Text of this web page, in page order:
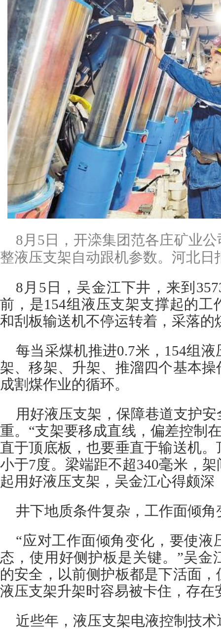
8月5日，开滦集团范各庄矿业
整液压支架自动跟机参数。河北日
8月5日，吴金江下井，来到
前，是154组液压支架支撑起的工
和刮板输送机不停运转着，采落的
每当采煤机推进0.7米，154组
架、移架、升架、推溜四个基本
成割煤作业的循环。
用好液压支架，保障巷道支护
重。“支架要移成直线，偏差控制
直于顶底板，也要垂直于输送机
小于7度。梁端距不超340毫米，
起用好液压支架，吴金江心得颇
井下地质条件复杂，工作面倾角
“应对工作面倾角变化，要使液
态，使用好侧护板是关键。”吴金
的安全，以前侧护板都是下活面
液压支架升架时容易被卡住，存在
近些年，液压支架电液控制技